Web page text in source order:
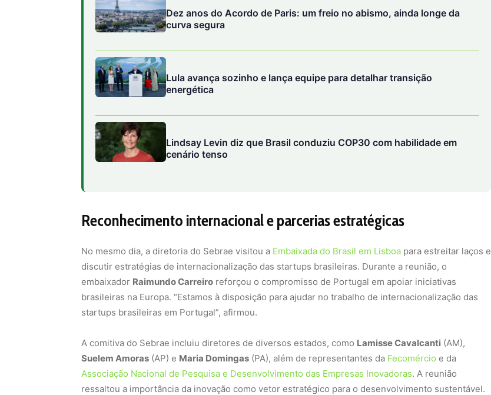
Dez anos do Acordo de Paris: um freio no abismo, ainda longe da
curva segura
Lula avança sozinho e lança equipe para detalhar transição
energética
Lindsay Levin diz que Brasil conduziu COP30 com habilidade em
cenário tenso
Reconhecimento internacional e parcerias estratégicas
No mesmo dia, a diretoria do Sebrae visitou a Embaixada do Brasil em Lisboa para estreitar laços e
discutir estratégias de internacionalização das startups brasileiras. Durante a reunião, o
embaixador Raimundo Carreiro reforçou o compromisso de Portugal em apoiar iniciativas
brasileiras na Europa. “Estamos à disposição para ajudar no trabalho de internacionalização das
startups brasileiras em Portugal”, afirmou.
A comitiva do Sebrae incluiu diretores de diversos estados, como Lamisse Cavalcanti (AM),
Suelem Amoras (AP) e Maria Domingas (PA), além de representantes da Fecomércio e da
Associação Nacional de Pesquisa e Desenvolvimento das Empresas Inovadoras. A reunião
ressaltou a importância da inovação como vetor estratégico para o desenvolvimento sustentável.